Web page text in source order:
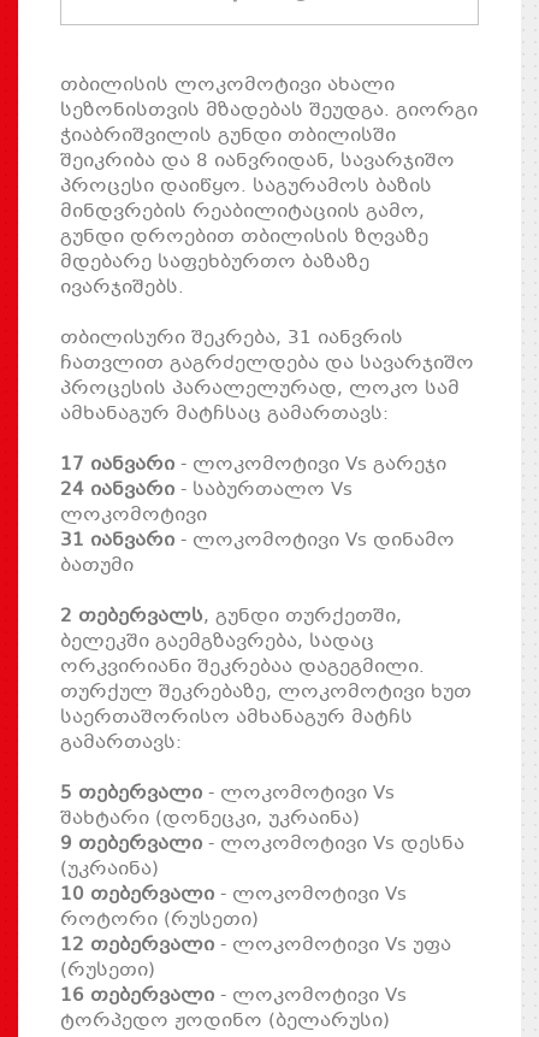
თბილისის ლოკომოტივი ახალი
სეზონისთვის მზადებას შეუდგა. გიორგი
ჭიაბრიშვილის გუნდი თბილისში
შეიკრიბა და 8 იანვრიდან, სავარჯიშო
პროცესი დაიწყო. საგურამოს ბაზის
მინდვრების რეაბილიტაციის გამო,
გუნდი დროებით თბილისის ზღვაზე
მდებარე საფეხბურთო ბაზაზე
ივარჯიშებს.
თბილისური შეკრება, 31 იანვრის
ჩათვლით გაგრძელდება და სავარჯიშო
პროცესის პარალელურად, ლოკო სამ
ამხანაგურ მატჩსაც გამართავს:
17 იანვარი - ლოკომოტივი Vs გარეჯი
24 იანვარი - საბურთალო Vs
ლოკომოტივი
31 იანვარი - ლოკომოტივი Vs დინამო
ბათუმი
2 თებერვალს, გუნდი თურქეთში,
ბელეკში გაემგზავრება, სადაც
ორკვირიანი შეკრებაა დაგეგმილი.
თურქულ შეკრებაზე, ლოკომოტივი ხუთ
საერთაშორისო ამხანაგურ მატჩს
გამართავს:
5 თებერვალი - ლოკომოტივი Vs
შახტარი (დონეცკი, უკრაინა)
9 თებერვალი - ლოკომოტივი Vs დესნა
(უკრაინა)
10 თებერვალი - ლოკომოტივი Vs
როტორი (რუსეთი)
12 თებერვალი - ლოკომოტივი Vs უფა
(რუსეთი)
16 თებერვალი - ლოკომოტივი Vs
ტორპედო ჟოდინო (ბელარუსი)